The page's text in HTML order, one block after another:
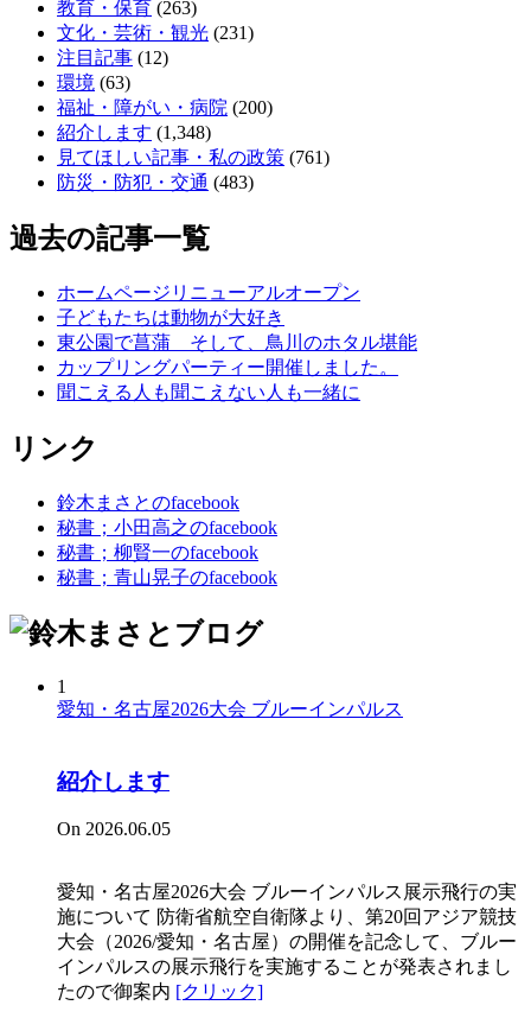
教育・保育 (263)
文化・芸術・観光 (231)
注目記事 (12)
環境 (63)
福祉・障がい・病院 (200)
紹介します (1,348)
見てほしい記事・私の政策 (761)
防災・防犯・交通 (483)
過去の記事一覧
ホームページリニューアルオープン
子どもたちは動物が大好き
東公園で菖蒲 そして、鳥川のホタル堪能
カップリングパーティー開催しました。
聞こえる人も聞こえない人も一緒に
リンク
鈴木まさとのfacebook
秘書；小田高之のfacebook
秘書；柳賢一のfacebook
秘書；青山晃子のfacebook
1
愛知・名古屋2026大会 ブルーインパルス
紹介します
On 2026.06.05
愛知・名古屋2026大会 ブルーインパルス展示飛行の実
施について 防衛省航空自衛隊より、第20回アジア競技
大会（2026/愛知・名古屋）の開催を記念して、ブルー
インパルスの展示飛行を実施することが発表されまし
たので御案内 [クリック]